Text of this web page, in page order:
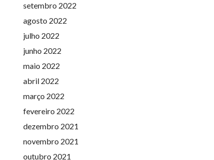
setembro 2022
agosto 2022
julho 2022
junho 2022
maio 2022
abril 2022
março 2022
fevereiro 2022
dezembro 2021
novembro 2021
outubro 2021